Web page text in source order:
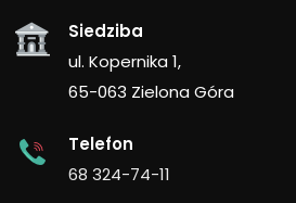
Siedziba
ul. Kopernika 1,
65-063 Zielona Góra
Telefon
68 324-74-11